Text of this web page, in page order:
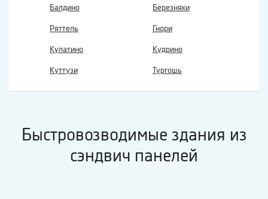
Балдино Березняки
Ряттель Гнори
Кулатино Кудрино
Куттузи Тургошь
Быстровозводимые здания из
сэндвич панелей